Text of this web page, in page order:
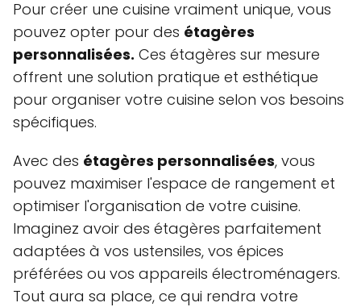
Pour créer une cuisine vraiment unique, vous
pouvez opter pour des étagères
personnalisées. Ces étagères sur mesure
offrent une solution pratique et esthétique
pour organiser votre cuisine selon vos besoins
spécifiques.
Avec des étagères personnalisées, vous
pouvez maximiser l'espace de rangement et
optimiser l'organisation de votre cuisine.
Imaginez avoir des étagères parfaitement
adaptées à vos ustensiles, vos épices
préférées ou vos appareils électroménagers.
Tout aura sa place, ce qui rendra votre